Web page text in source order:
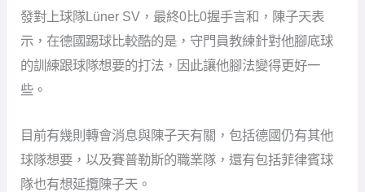
發對上球隊Lüner SV，最終0比0握手言和，陳子天表
示，在德國踢球比較酷的是，守門員教練針對他腳底球
的訓練跟球隊想要的打法，因此讓他腳法變得更好一
些。
目前有幾則轉會消息與陳子天有關，包括德國仍有其他
球隊想要，以及賽普勒斯的職業隊，還有包括菲律賓球
隊也有想延攬陳子天。